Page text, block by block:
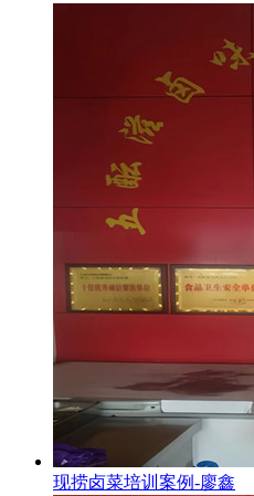
现捞卤菜培训案例-廖鑫